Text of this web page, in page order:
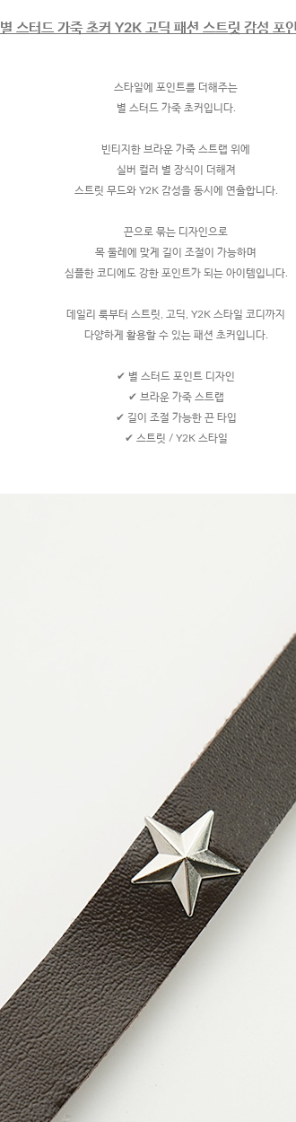
별 스터드 가죽 초커 Y2K 고딕 패션 스트릿 감성 포
스타일에 포인트를 더해주는
별 스터드 가죽 초커입니다.
빈티지한 브라운 가죽 스트랩 위에
실버 컬러 별 장식이 더해져
스트릿 무드와 Y2K 감성을 동시에 연출합니다.
끈으로 묶는 디자인으로
목 둘레에 맞게 길이 조절이 가능하며
심플한 코디에도 강한 포인트가 되는 아이템입니다.
데일리 룩부터 스트릿, 고딕, Y2K 스타일 코디까지
다양하게 활용할 수 있는 패션 초커입니다.
✔ 별 스터드 포인트 디자인
✔ 브라운 가죽 스트랩
✔ 길이 조절 가능한 끈 타입
✔ 스트릿 / Y2K 스타일